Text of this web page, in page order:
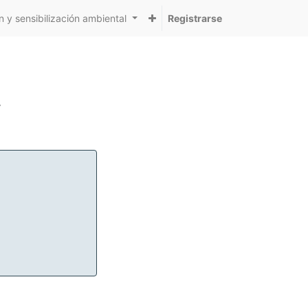
y sensibilización ambiental Registrarse